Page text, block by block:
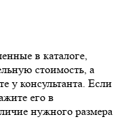
в каталоге,
стоимость, а
у консультанта. Если
его в
нужного размера